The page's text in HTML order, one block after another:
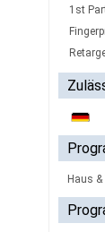
1st
Haus